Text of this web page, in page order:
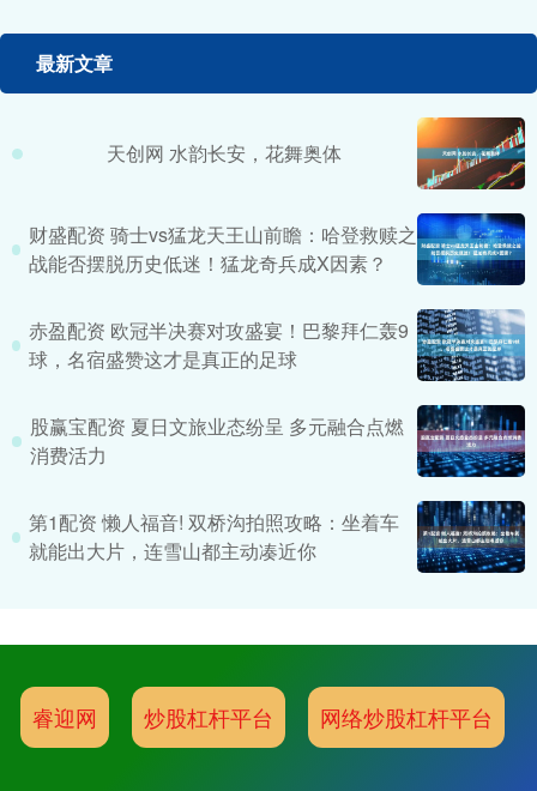
最新文章
天创网 水韵长安，花舞奥体
财盛配资 骑士vs猛龙天王山前瞻：哈登救赎之
战能否摆脱历史低迷！猛龙奇兵成X因素？
赤盈配资 欧冠半决赛对攻盛宴！巴黎拜仁轰9
球，名宿盛赞这才是真正的足球
股赢宝配资 夏日文旅业态纷呈 多元融合点燃
消费活力
第1配资 懒人福音! 双桥沟拍照攻略：坐着车
就能出大片，连雪山都主动凑近你
睿迎网 炒股杠杆平台 网络炒股杠杆平台